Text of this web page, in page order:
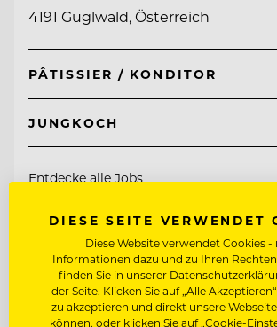
4191 Guglwald, Österreich
PÂTISSIER / KONDITOR
JUNGKOCH
Entdecke alle Jobs
DIESE SEITE VERWENDET
Diese Website verwendet Cookies -
Informationen dazu und zu Ihren
finden Sie in unserer
der Seite. Klicken Sie auf „Alle
zu akzeptieren und direkt unsere
können, oder klicken Sie auf „Cookie-